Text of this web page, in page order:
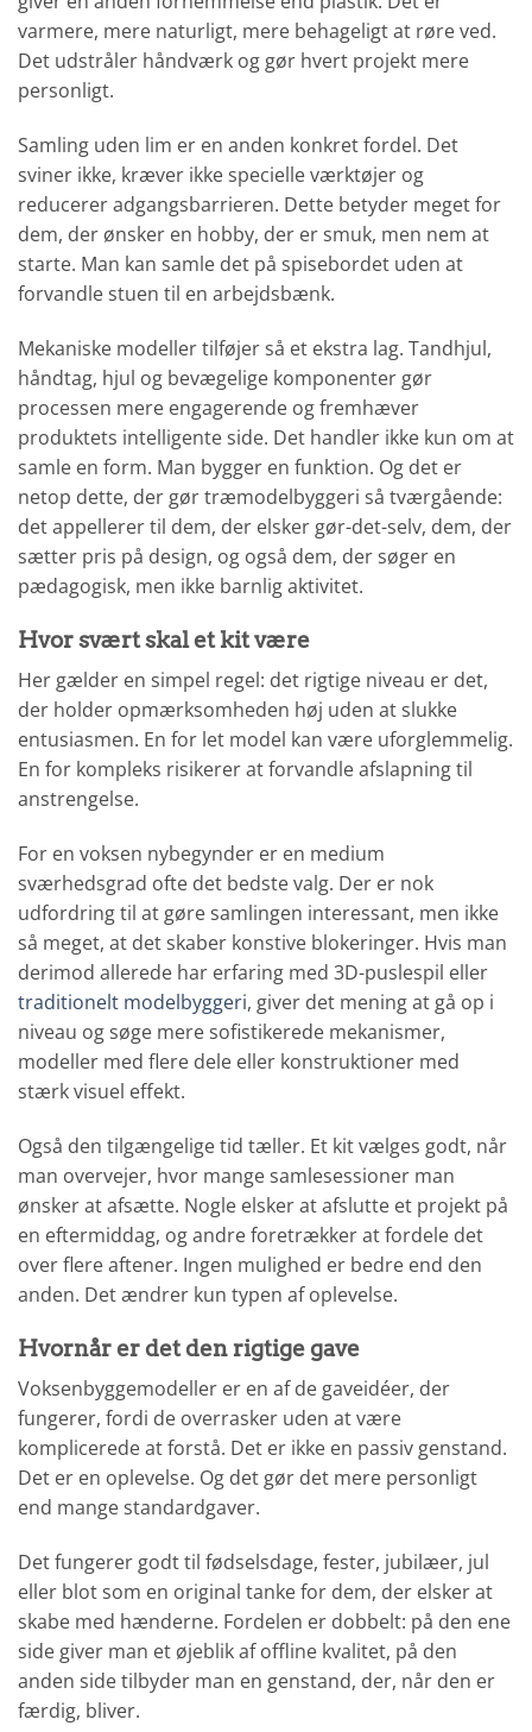
varmere, mere naturligt, mere behageligt at røre ved.
Det udstråler håndværk og gør hvert projekt mere
personligt.
Samling uden lim er en anden konkret fordel. Det
sviner ikke, kræver ikke specielle værktøjer og
reducerer adgangsbarrieren. Dette betyder meget for
dem, der ønsker en hobby, der er smuk, men nem at
starte. Man kan samle det på spisebordet uden at
forvandle stuen til en arbejdsbænk.
Mekaniske modeller tilføjer så et ekstra lag. Tandhjul,
håndtag, hjul og bevægelige komponenter gør
processen mere engagerende og fremhæver
produktets intelligente side. Det handler ikke kun om at
samle en form. Man bygger en funktion. Og det er
netop dette, der gør træmodelbyggeri så tværgående:
det appellerer til dem, der elsker gør-det-selv, dem, der
sætter pris på design, og også dem, der søger en
pædagogisk, men ikke barnlig aktivitet.
Hvor svært skal et kit være
Her gælder en simpel regel: det rigtige niveau er det,
der holder opmærksomheden høj uden at slukke
entusiasmen. En for let model kan være uforglemmelig.
En for kompleks risikerer at forvandle afslapning til
anstrengelse.
For en voksen nybegynder er en medium
sværhedsgrad ofte det bedste valg. Der er nok
udfordring til at gøre samlingen interessant, men ikke
så meget, at det skaber konstive blokeringer. Hvis man
derimod allerede har erfaring med 3D-puslespil eller
traditionelt modelbyggeri, giver det mening at gå op i
niveau og søge mere sofistikerede mekanismer,
modeller med flere dele eller konstruktioner med
stærk visuel effekt.
Også den tilgængelige tid tæller. Et kit vælges godt, når
man overvejer, hvor mange samlesessioner man
ønsker at afsætte. Nogle elsker at afslutte et projekt på
en eftermiddag, og andre foretrækker at fordele det
over flere aftener. Ingen mulighed er bedre end den
anden. Det ændrer kun typen af oplevelse.
Hvornår er det den rigtige gave
Voksenbyggemodeller er en af de gaveidéer, der
fungerer, fordi de overrasker uden at være
komplicerede at forstå. Det er ikke en passiv genstand.
Det er en oplevelse. Og det gør det mere personligt
end mange standardgaver.
Det fungerer godt til fødselsdage, fester, jubilæer, jul
eller blot som en original tanke for dem, der elsker at
skabe med hænderne. Fordelen er dobbelt: på den ene
side giver man et øjeblik af offline kvalitet, på den
anden side tilbyder man en genstand, der, når den er
færdig, bliver.